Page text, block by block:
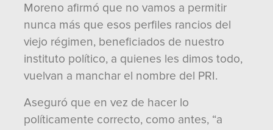
Moreno afirmó que no vamos a permitir
nunca más que esos perfiles rancios del
viejo régimen, beneficiados de nuestro
instituto político, a quienes les dimos todo,
vuelvan a manchar el nombre del PRI.
Aseguró que en vez de hacer lo
políticamente correcto, como antes, “a